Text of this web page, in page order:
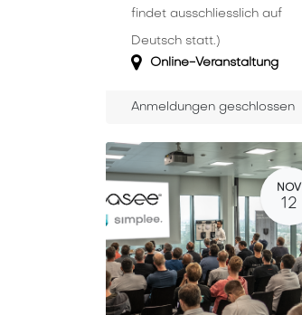
findet ausschliesslich auf
Deutsch statt.)
Online-Veranstaltung
Anmeldungen geschlossen
NOV
12